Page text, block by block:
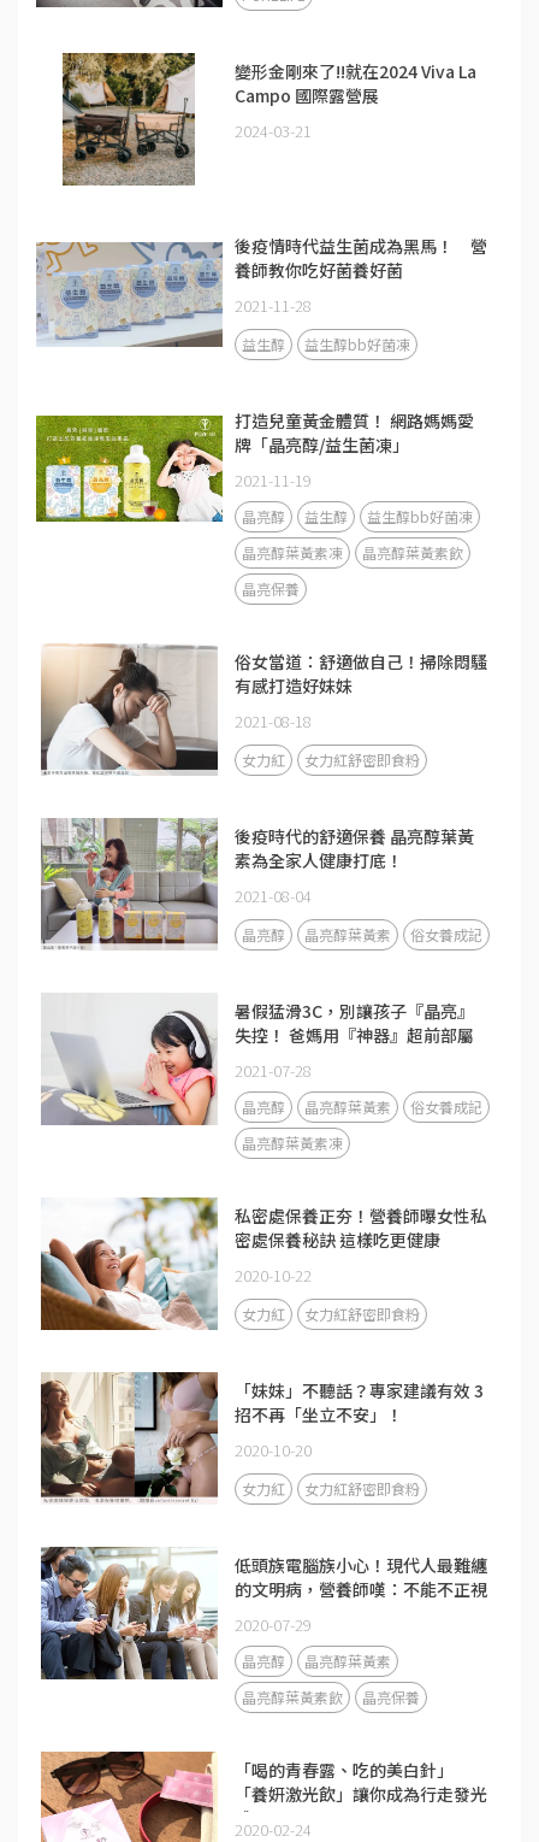
變形金剛來了!!就在2024 Viva La
Campo 國際露營展
2024-03-21
後疫情時代益生菌成為黑馬！ 營
養師教你吃好菌養好菌
2021-11-28
益生醇 益生醇bb好菌凍
打造兒童黃金體質！ 網路媽媽愛
牌「晶亮醇/益生菌凍」
2021-11-19
晶亮醇 益生醇
益生醇bb好菌凍
晶亮醇葉黃素凍
晶亮醇葉黃素飲
晶亮保養
俗女當道：舒適做自己！掃除悶騷
有感打造好妹妹
2021-08-18
女力紅 女力紅舒密即食粉
後疫時代的舒適保養 晶亮醇葉黃
素為全家人健康打底！
2021-08-04
晶亮醇 晶亮醇葉黃素 俗女養成記
暑假猛滑3C，別讓孩子『晶亮』
失控！ 爸媽用『神器』超前部屬
2021-07-28
晶亮醇 晶亮醇葉黃素
俗女養成記
晶亮醇葉黃素凍
私密處保養正夯！營養師曝女性私
密處保養秘訣 這樣吃更健康
2020-10-22
女力紅 女力紅舒密即食粉
「妹妹」不聽話？專家建議有效 3
招不再「坐立不安」！
2020-10-20
女力紅 女力紅舒密即食粉
低頭族電腦族小心！現代人最難纏
的文明病，營養師嘆：不能不正視
2020-07-29
晶亮醇
晶亮醇葉黃素
晶亮醇葉黃素飲
晶亮保養
「喝的青春露、吃的美白針」
「養妍激光飲」讓你成為行走發光
體!
2020-02-24